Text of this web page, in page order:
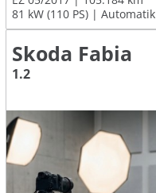
81 kW (110 PS)
Automatik
Skoda Fabia
1.2